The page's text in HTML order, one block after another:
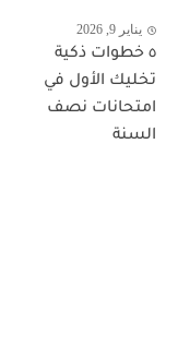
يناير 9, 2026
٥ خطوات ذكية
تخليك الأول في
امتحانات نصف
السنة